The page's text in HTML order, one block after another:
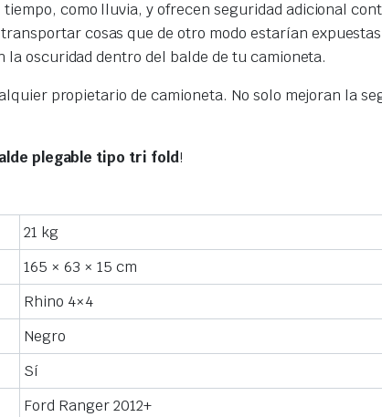
como lluvia, y ofrecen seguridad adicional
cosas que de otro modo estarían
oscuridad dentro del balde de tu camioneta.
propietario de camioneta. No solo mejoran la
plegable tipo tri fold!
21 kg
165 × 63 × 15 cm
Rhino 4×4
Negro
Sí
Ford Ranger 2012+